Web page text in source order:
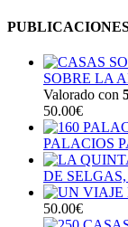
SOBRE LA
Valorado con
50.00€
PALACIOS
DE
50.00€